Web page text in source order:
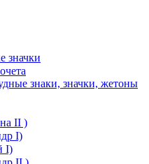
значки
знаки, значки, жетоны
II )
I)
I)